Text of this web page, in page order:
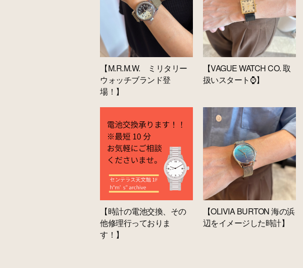
【M.R.M.W. ミリタリー
ウォッチブランド登
場！】
【VAGUE WATCH CO. 取
扱いスタート⌚】
【時計の電池交換、その
他修理行っておりま
す！】
【OLIVIA BURTON 海の浜
辺をイメージした時計】